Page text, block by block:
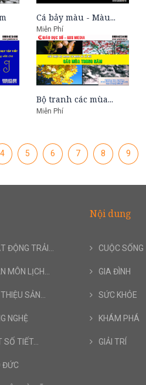
Cá bảy màu - Màu...
Miễn Phí
Bộ tranh các mùa...
Miễn Phí
4 5 6 7 8 9
ĐỘNG TRẢI...
MÔN LỊCH...
SẢN...
NGHỆ
SỐ TIẾT...
ĐỨC
Nội dung
CUỘC SỐNG
GIA ĐÌNH
SỨC KHỎE
KHÁM PHÁ
GIẢI TRÍ